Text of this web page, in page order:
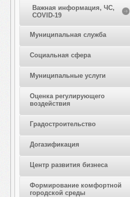
Важная информация, ЧС,
COVID-19
Муниципальная служба
Социальная сфера
Муниципальные услуги
Оценка регулирующего
воздействия
Градостроительство
Догазификация
Центр развития бизнеса
Формирование комфортной
городской среды